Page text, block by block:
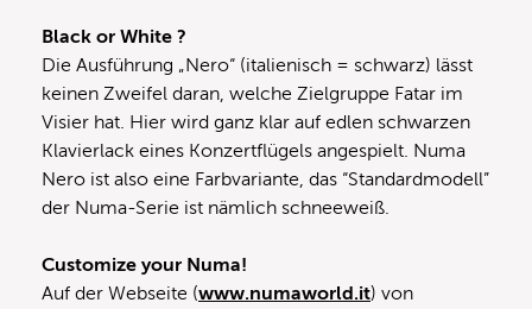
Black or White ?
Die Ausführung „Nero“ (italienisch = schwarz) lässt
keinen Zweifel daran, welche Zielgruppe Fatar im
Visier hat. Hier wird ganz klar auf edlen schwarzen
Klavierlack eines Konzertflügels angespielt. Numa
Nero ist also eine Farbvariante, das “Standardmodell”
der Numa-Serie ist nämlich schneeweiß.
Customize your Numa!
Auf der Webseite (www.numaworld.it) von